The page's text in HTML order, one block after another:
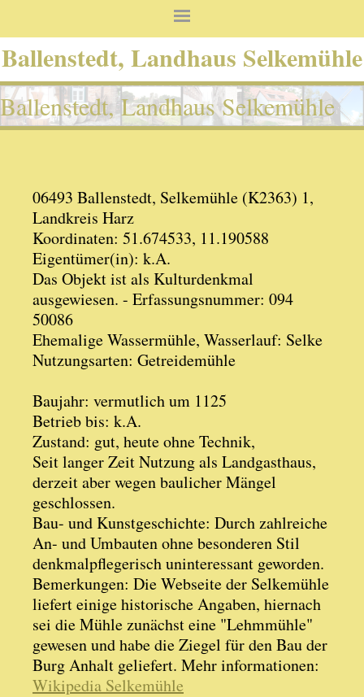
Ballenstedt, Landhaus Selkemühle
Ballenstedt, Landhaus Selkemühle
06493 Ballenstedt, Selkemühle (K2363) 1,
Landkreis Harz
Koordinaten: 51.674533, 11.190588
Eigentümer(in): k.A.
Das Objekt ist als Kulturdenkmal
ausgewiesen. - Erfassungsnummer: 094
50086
Ehemalige Wassermühle, Wasserlauf: Selke
Nutzungsarten: Getreidemühle
Baujahr: vermutlich um 1125
Betrieb bis: k.A.
Zustand: gut, heute ohne Technik,
Seit langer Zeit Nutzung als Landgasthaus,
derzeit aber wegen baulicher Mängel
geschlossen.
Bau- und Kunstgeschichte: Durch zahlreiche
An- und Umbauten ohne besonderen Stil
denkmalpflegerisch uninteressant geworden.
Bemerkungen: Die Webseite der Selkemühle
liefert einige historische Angaben, hiernach
sei die Mühle zunächst eine "Lehmmühle"
gewesen und habe die Ziegel für den Bau der
Burg Anhalt geliefert. Mehr informationen:
Wikipedia Selkemühle